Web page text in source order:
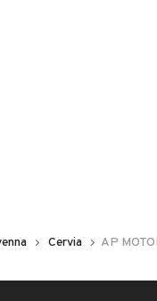
Cervia AP